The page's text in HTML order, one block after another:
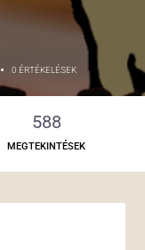
• 0 ÉRTÉKELÉSEK
588
MEGTEKINTÉSEK